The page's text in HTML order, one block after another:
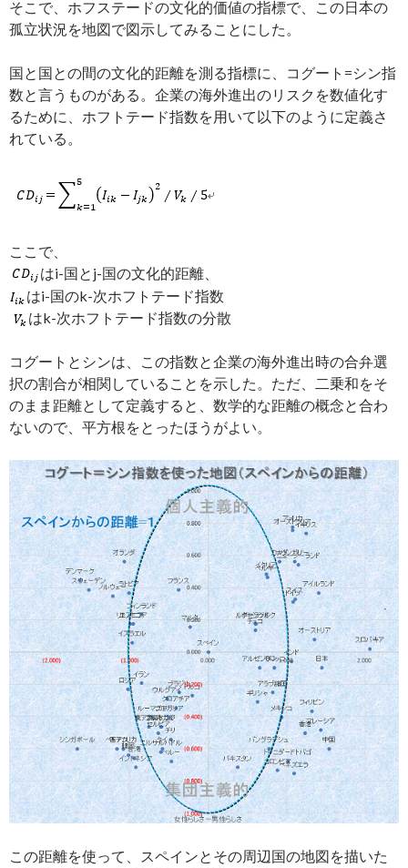
そこで、ホフステードの文化的価値の指標で、この日本の
孤立状況を地図で図示してみることにした。
国と国との間の文化的距離を測る指標に、コグート=シン指
数と言うものがある。企業の海外進出のリスクを数値化す
るために、ホフトテード指数を用いて以下のように定義さ
れている。
ここで、
はi-国とj-国の文化的距離、
はi-国のk-次ホフトテード指数
はk-次ホフトテード指数の分散
コグートとシンは、この指数と企業の海外進出時の合弁選
択の割合が相関していることを示した。ただ、二乗和をそ
のまま距離として定義すると、数学的な距離の概念と合わ
ないので、平方根をとったほうがよい。
この距離を使って、スペインとその周辺国の地図を描いた